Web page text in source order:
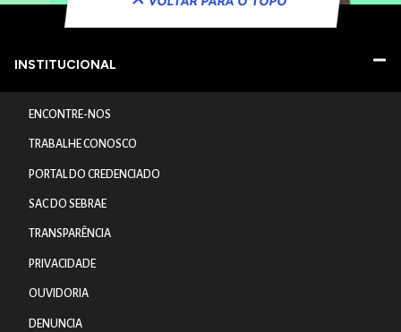
INSTITUCIONAL
ENCONTRE-NOS
TRABALHE CONOSCO
PORTAL DO CREDENCIADO
SAC DO SEBRAE
TRANSPARÊNCIA
PRIVACIDADE
OUVIDORIA
DENUNCIA